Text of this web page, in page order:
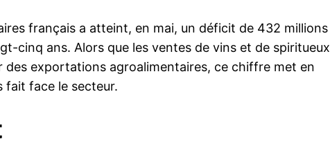
français a atteint, en mai, un déficit de 432 millions
cinq ans. Alors que les ventes de vins et de spiritueux
des exportations agroalimentaires, ce chiffre met en
fait face le secteur.